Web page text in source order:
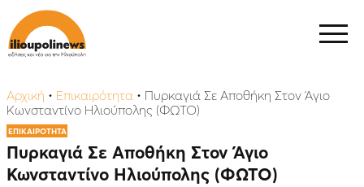
Αρχική • Επικαιρότητα • Πυρκαγιά Σε Αποθήκη Στον Άγιο
Κωνσταντίνο Ηλιούπολης (ΦΩΤΟ)
ΕΠΙΚΑΙΡΟΤΗΤΑ
Πυρκαγιά Σε Αποθήκη Στον Άγιο
Κωνσταντίνο Ηλιούπολης (ΦΩΤΟ)